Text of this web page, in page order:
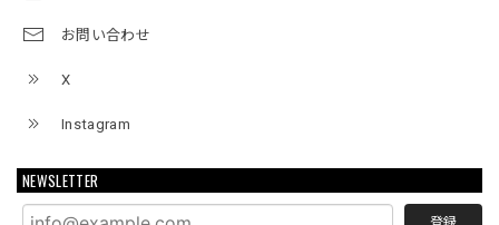
お問い合わせ
X
Instagram
NEWSLETTER